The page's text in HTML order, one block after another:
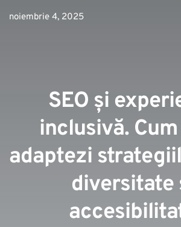
noiembrie 4, 2025
SEO și
inclusivă.
adaptezi
diversitate